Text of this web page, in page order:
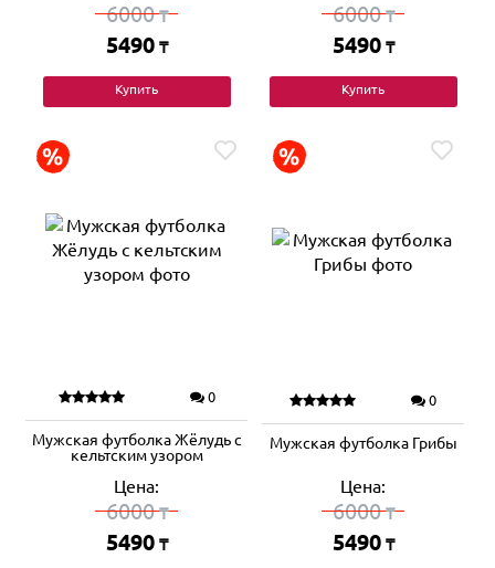
6000₸
5490 ₸
Купить
6000₸
5490 ₸
Купить
0
Мужская футболка Жёлудь с
кельтским узором
Цена:
6000₸
5490 ₸
0
Мужская футболка Грибы
Цена:
6000₸
5490 ₸